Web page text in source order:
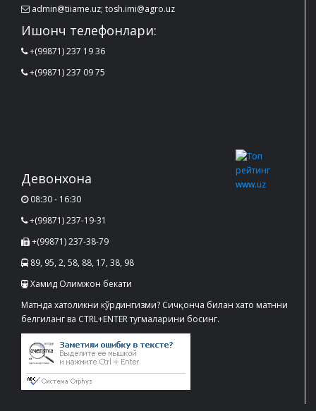
admin@tiiame.uz; tosh.imi@agro.uz
Ишонч телефонлари:
+(99871) 237 19 36
+(99871) 237 09 75
Девонхона
08:30 - 16:30
+(99871) 237-19-31
+(99871) 237-38-79
89, 95, 2, 58, 88, 17, 38, 98
Хамид Олимжон бекати
Матнда хатоликни кўрдингизми? Сичқонча билан хато матнни
белгиланг ва CTRL+ENTER тугмаларини босинг.